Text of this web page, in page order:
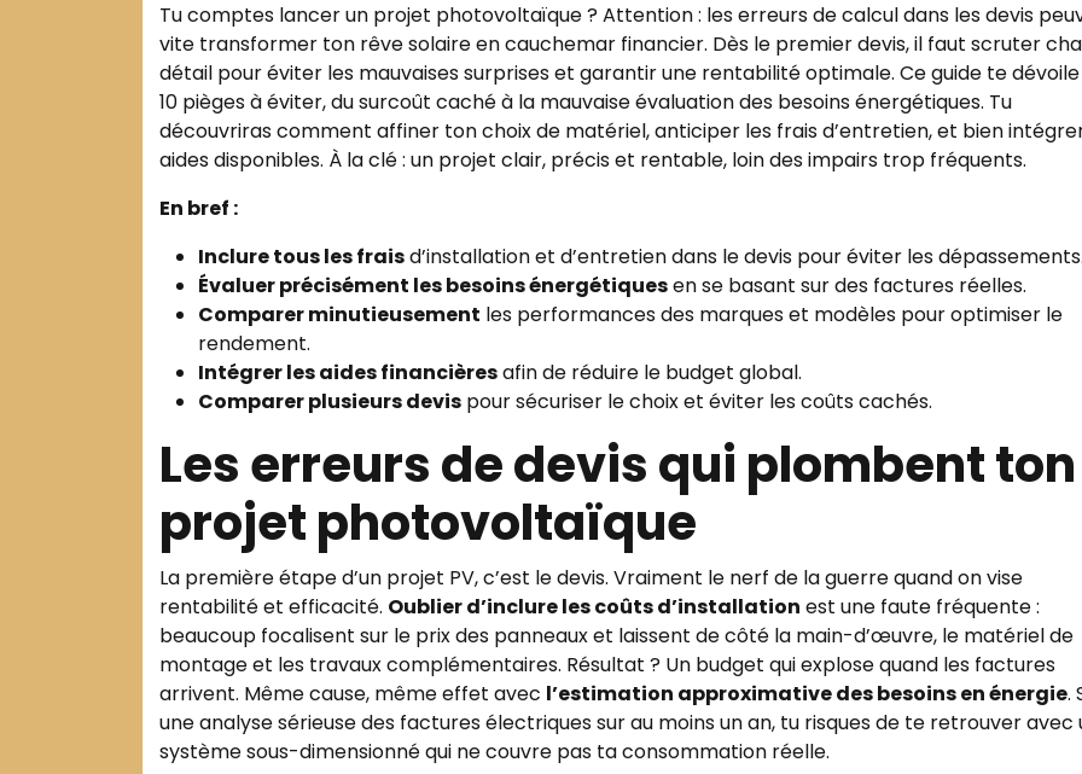
Tu comptes lancer un projet photovoltaïque ? Attention : les erreurs de calcul dans les devis
vite transformer ton rêve solaire en cauchemar financier. Dès le premier devis, il faut scruter
détail pour éviter les mauvaises surprises et garantir une rentabilité optimale. Ce guide te
10 pièges à éviter, du surcoût caché à la mauvaise évaluation des besoins énergétiques. Tu
découvriras comment affiner ton choix de matériel, anticiper les frais d’entretien, et bien
aides disponibles. À la clé : un projet clair, précis et rentable, loin des impairs trop fréquents.
En bref :
Inclure tous les fraisd’installation et d’entretien dans le devis pour éviter les dépassements.
Évaluer précisément les besoins énergétiquesen se basant sur des factures réelles.
Comparer minutieusement les performances des marques et modèles pour optimiser le
rendement.
Intégrer les aides financièresafin de réduire le budget global.
Comparer plusieurs devis pour sécuriser le choix et éviter les coûts cachés.
Les erreurs de devis qui plombent ton
projet photovoltaïque
La première étape d’un projet PV, c’est le devis. Vraiment le nerf de la guerre quand on vise
rentabilité et efficacité. Oublier d’inclure les coûts d’installation est une faute fréquente :
beaucoup focalisent sur le prix des panneaux et laissent de côté la main-d’œuvre, le matériel de
montage et les travaux complémentaires. Résultat ? Un budget qui explose quand les factures
arrivent. Même cause, même effet avec l’estimation approximative des besoins en énergie.
une analyse sérieuse des factures électriques sur au moins un an, tu risques de te retrouver avec
système sous-dimensionné qui ne couvre pas ta consommation réelle.